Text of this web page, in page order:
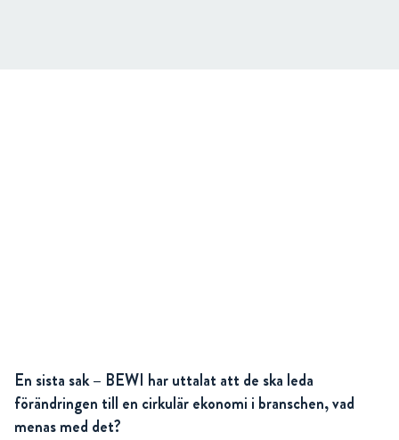
En sista sak – BEWI har uttalat att de ska leda
förändringen till en cirkulär ekonomi i branschen, vad
menas med det?